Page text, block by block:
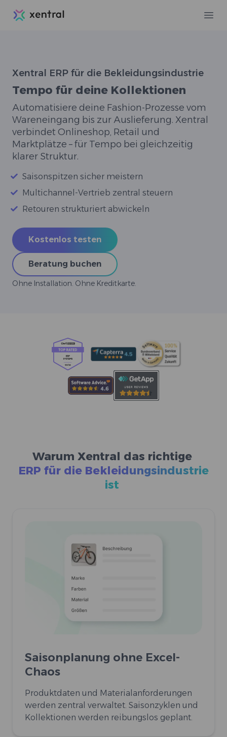
Xentral
Xentral ERP für die Bekleidungsindustrie
Tempo für deine Kollektionen
Automatisiere deine Fashion-Prozesse vom
Wareneingang bis zur Auslieferung. Xentral
verbindet Onlineshop, Retail und
Marktplätze – für Tempo bei gleichzeitig
klarer Struktur.
Saisonspitzen sicher meistern
Multichannel-Vertrieb zentral steuern
Retouren strukturiert abwickeln
Kostenlos testen
Beratung buchen
Ohne Installation. Ohne Kreditkarte.
Warum Xentral das richtige
ERP für die Bekleidungsindustrie
ist
Saisonplanung ohne Excel-
Chaos
Produktdaten und Materialanforderungen
werden zentral verwaltet. Saisonzyklen und
Kollektionen werden reibungslos geplant.